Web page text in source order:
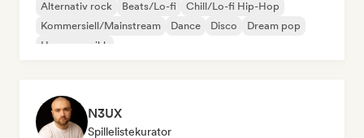
Alternativ rock Beats/Lo-fi
Chill/Lo-fi Hip-Hop
Kommersiell/Mainstream
Dance Disco
Dream pop
House-musikk
N3UX
Spillelistekurator